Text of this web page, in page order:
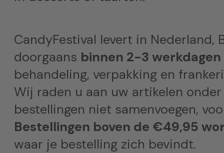
CandyFestival levert in Nederland,
doorgaans binnen 2-3
behandeling, verpakking en
Wij raden u aan uw artikelen
bestellingen niet samenvoegen,
Bestellingen boven de €49,95
waar je bestelling zich bevindt.